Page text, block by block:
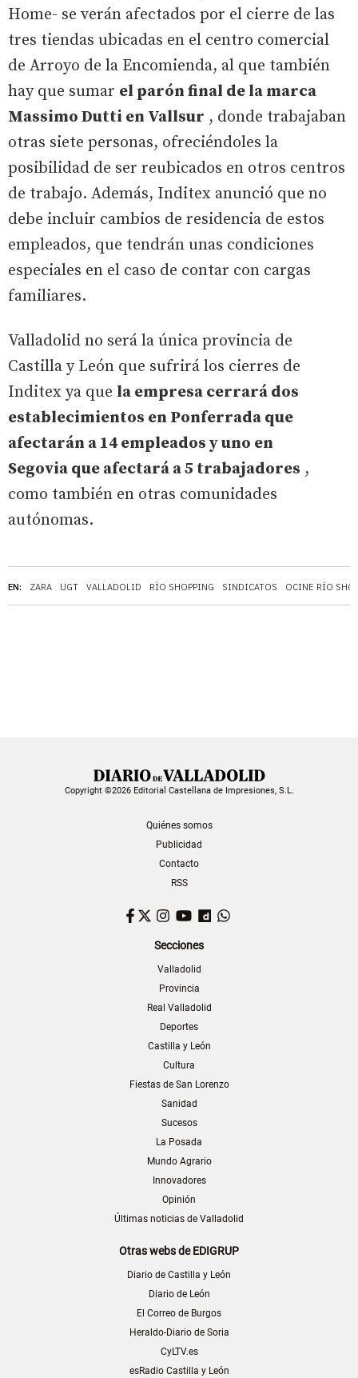
EN: ZARA UGT VALLADOLID RÍO SHOPPING SINDICATOS OCINE RÍO
Home- se verán afectados por el cierre de las
tres tiendas ubicadas en el centro comercial
de Arroyo de la Encomienda, al que también
hay que sumar el parón final de la marca
Massimo Dutti en Vallsur , donde trabajaban
otras siete personas, ofreciéndoles la
posibilidad de ser reubicados en otros centros
de trabajo. Además, Inditex anunció que no
debe incluir cambios de residencia de estos
empleados, que tendrán unas condiciones
especiales en el caso de contar con cargas
familiares.
Valladolid no será la única provincia de
Castilla y León que sufrirá los cierres de
Inditex ya que la empresa cerrará dos
establecimientos en Ponferrada que
afectarán a 14 empleados y uno en
Segovia que afectará a 5 trabajadores ,
como también en otras comunidades
autónomas.
Copyright ©2026 Editorial Castellana de Impresiones, S.L.
Quiénes somos
Publicidad
Contacto
RSS
Facebook
TwitterInstagram
YouTubeDailymotion
Secciones
Valladolid
Provincia
Real Valladolid
Deportes
Castilla y León
Cultura
Fiestas de San Lorenzo
Sanidad
Sucesos
La Posada
Mundo Agrario
Innovadores
Opinión
Últimas noticias de Valladolid
Otras webs de EDIGRUP
Diario de Castilla y León
Diario de León
El Correo de Burgos
Heraldo-Diario de Soria
CyLTV.es
esRadio Castilla y León